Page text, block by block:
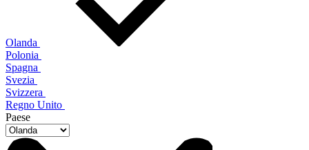
Olanda
Polonia
Spagna
Svezia
Svizzera
Regno Unito
Paese